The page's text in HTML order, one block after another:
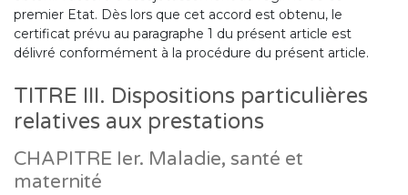
premier Etat. Dès lors que cet accord est obtenu, le
certificat prévu au paragraphe 1 du présent article est
délivré conformément à la procédure du présent article.
TITRE III. Dispositions particulières
relatives aux prestations
CHAPITRE Ier. Maladie, santé et
maternité